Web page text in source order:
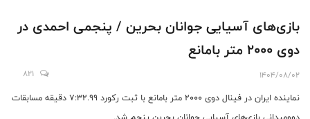
بازی‌های آسیایی جوانان بحرین / پنجمی احمدی در
دوی ۲۰۰۰ متر بامانع
1404/08/02
821
نماینده ایران در فینال دوی ۲۰۰۰ متر بامانع با ثبت رکورد ۷:۳۲.۹۹ دقیقه مسابقات